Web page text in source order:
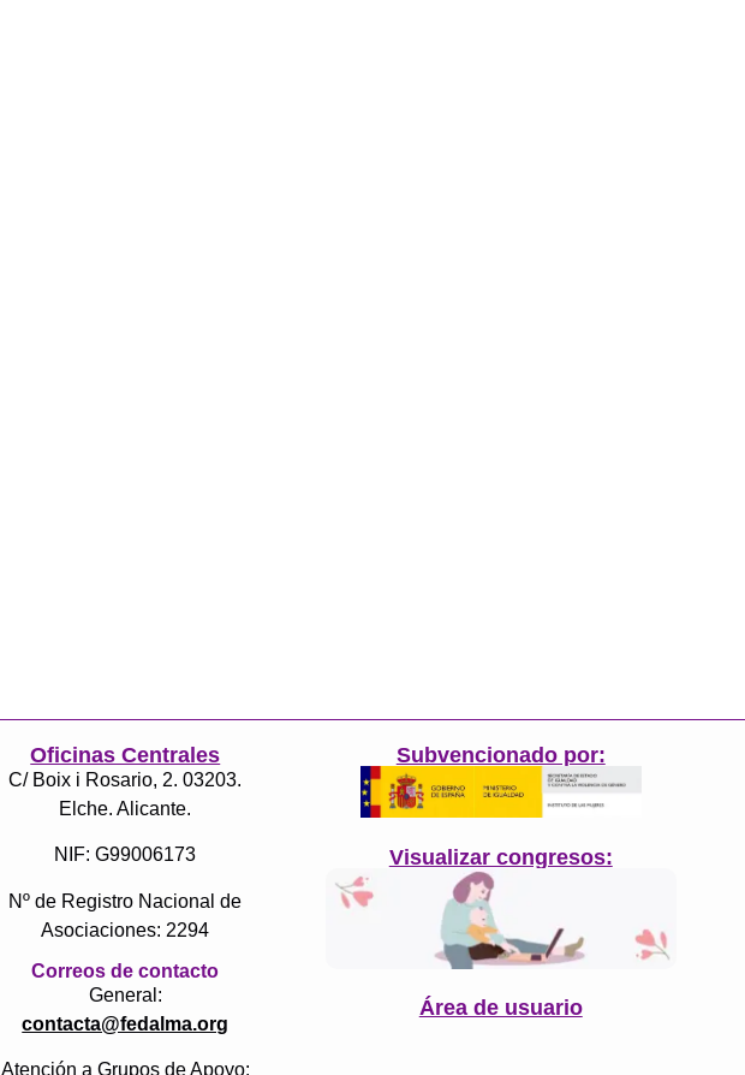
Oficinas Centrales
C/ Boix i Rosario, 2. 03203.
Elche. Alicante.
NIF: G99006173
Nº de Registro Nacional de
Asociaciones: 2294
Correos de contacto
General:
contacta@fedalma.org
Atención a Grupos de Apoyo:
Subvencionado por:
Visualizar congresos:
Área de usuario